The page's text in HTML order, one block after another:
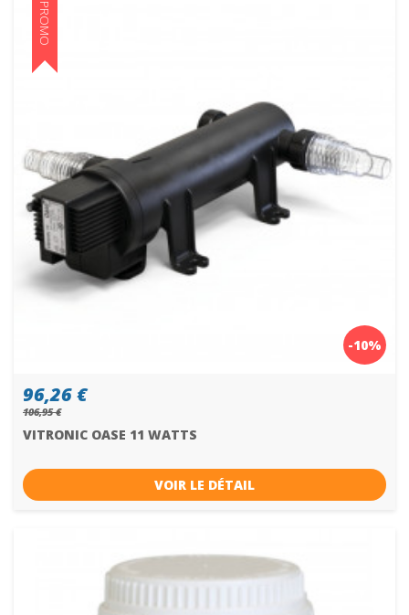
PROMO
-10%
96,26 €
106,95 €
VITRONIC OASE 11 WATTS
VOIR LE DÉTAIL